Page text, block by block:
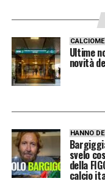
tifosi
nostri valori e
LA PLAYLIST
Ultime
novità
HANNO
svelo
della
calcio